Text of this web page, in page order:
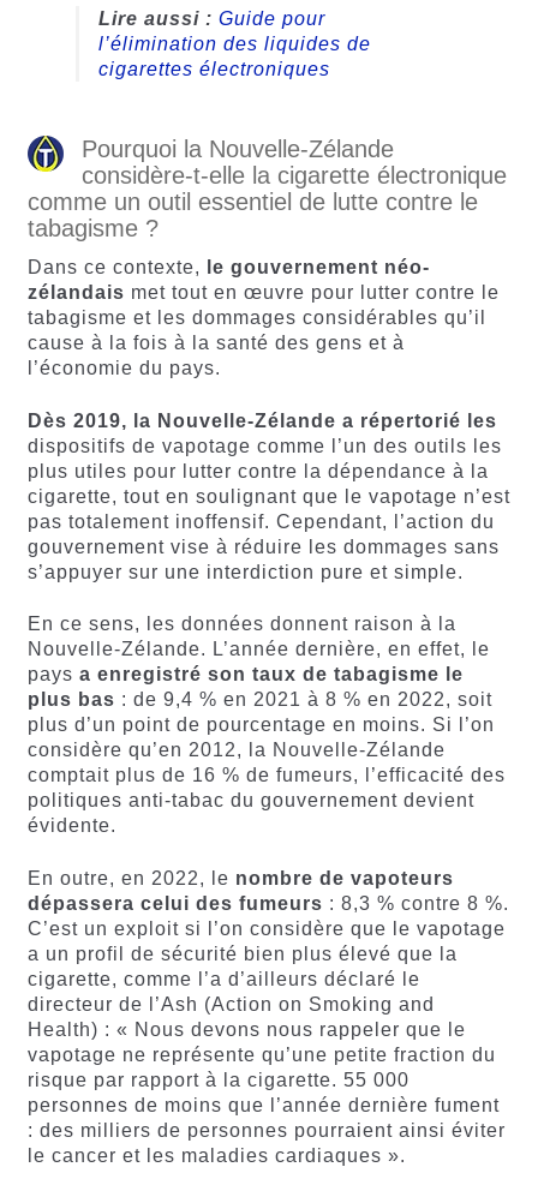
Lire aussi : Guide pour
l’élimination des liquides de
cigarettes électroniques
Pourquoi la Nouvelle-Zélande
considère-t-elle la cigarette électronique
comme un outil essentiel de lutte contre le
tabagisme ?
Dans ce contexte,
le gouvernement néo-
zélandais met tout en œuvre pour lutter contre le
tabagisme et les dommages considérables qu’il
cause à la fois à la santé des gens et à
l’économie du pays.
Dès 2019, la Nouvelle-Zélande a répertorié les
dispositifs de vapotage comme l’un des outils les
plus utiles pour lutter contre la dépendance à la
cigarette, tout en soulignant que le vapotage n’est
pas totalement inoffensif. Cependant, l’action du
gouvernement vise à réduire les dommages sans
s’appuyer sur une interdiction pure et simple.
En ce sens, les données donnent raison à la
Nouvelle-Zélande. L’année dernière, en effet, le
pays a enregistré son taux de tabagisme le
plus bas : de 9,4 % en 2021 à 8 % en 2022, soit
plus d’un point de pourcentage en moins. Si l’on
considère qu’en 2012, la Nouvelle-Zélande
comptait plus de 16 % de fumeurs, l’efficacité des
politiques anti-tabac du gouvernement devient
évidente.
En outre, en 2022, le nombre de vapoteurs
dépassera celui des fumeurs : 8,3 % contre 8 %.
C’est un exploit si l’on considère que le vapotage
a un profil de sécurité bien plus élevé que la
cigarette, comme l’a d’ailleurs déclaré le
directeur de l’Ash (Action on Smoking and
Health) : « Nous devons nous rappeler que le
vapotage ne représente qu’une petite fraction du
risque par rapport à la cigarette. 55 000
personnes de moins que l’année dernière fument
: des milliers de personnes pourraient ainsi éviter
le cancer et les maladies cardiaques ».